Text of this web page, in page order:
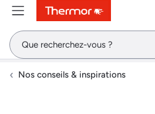
ContenuMenuRecherche
Nos conseils & inspirations